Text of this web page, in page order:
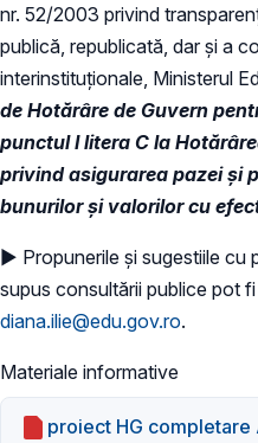
nr. 52/2003 privind
publică, republicată, dar și a
interinstituționale, Ministerul
de Hotărâre de Guvern
punctul I litera C la
privind asigurarea pazei şi
bunurilor şi valorilor cu
► Propunerile și sugestiile cu
supus consultării publice pot
diana.ilie@edu.gov.ro.
Materiale informative
proiect HG completare